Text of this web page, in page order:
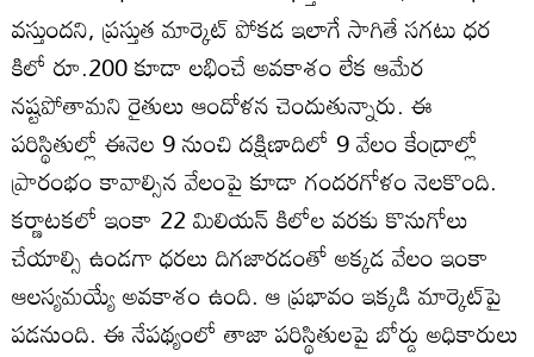
వస్తుందని, ప్రస్తుత మార్కెట్‌ పోకడ ఇలాగే సాగితే సగటు ధర
కిలో రూ.200 కూడా లభించే అవకాశం లేక ఆమేర
నష్టపోతామని రైతులు ఆందోళన చెందుతున్నారు. ఈ
పరిస్థితుల్లో ఈనెల 9 నుంచి దక్షిణాదిలో 9 వేలం కేంద్రాల్లో
ప్రారంభం కావాల్సిన వేలంపై కూడా గందరగోళం నెలకొంది.
కర్ణాటకలో ఇంకా 22 మిలియన్‌ కిలోల వరకు కొనుగోలు
చేయాల్సి ఉండగా ధరలు దిగజారడంతో అక్కడ వేలం ఇంకా
ఆలస్యమయ్యే అవకాశం ఉంది. ఆ ప్రభావం ఇక్కడి మార్కెట్‌పై
పడనుంది. ఈ నేపథ్యంలో తాజా పరిస్థితులపై బోర్డు అధికారులు